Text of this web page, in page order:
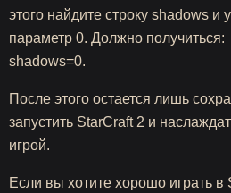
этого найдите строку shadows и
параметр 0. Должно получиться:
shadows=0.
После этого остается лишь
запустить StarCraft 2 и
игрой.
Если вы хотите хорошо играть в